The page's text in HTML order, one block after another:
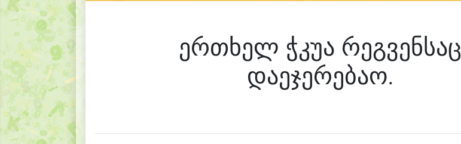
ერთხელ ჭკუა რეგვენსაც
დაეჯერებაო.